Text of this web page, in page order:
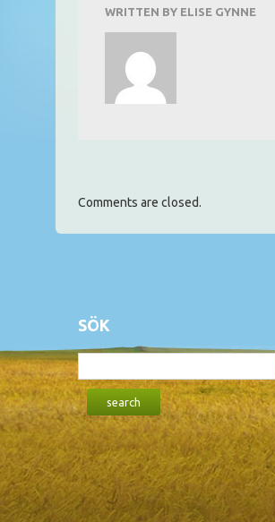
WRITTEN BY ELISE GYNNE
Comments are closed.
SÖK